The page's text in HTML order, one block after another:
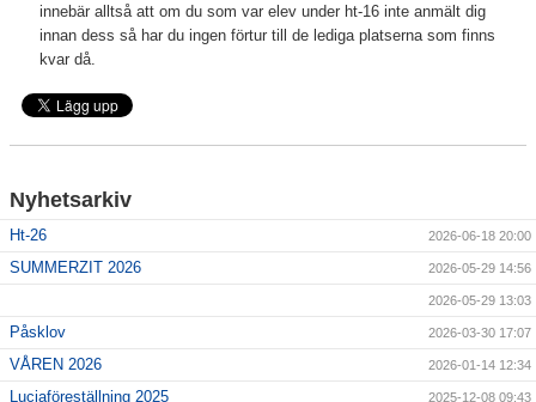
innebär alltså att om du som var elev under ht-16 inte anmält dig
innan dess så har du ingen förtur till de lediga platserna som finns
kvar då.
Nyhetsarkiv
Ht-26 2026-06-18 20:00
SUMMERZIT 2026 2026-05-29 14:56
2026-05-29 13:03
Påsklov 2026-03-30 17:07
VÅREN 2026 2026-01-14 12:34
Luciaföreställning 2025 2025-12-08 09:43